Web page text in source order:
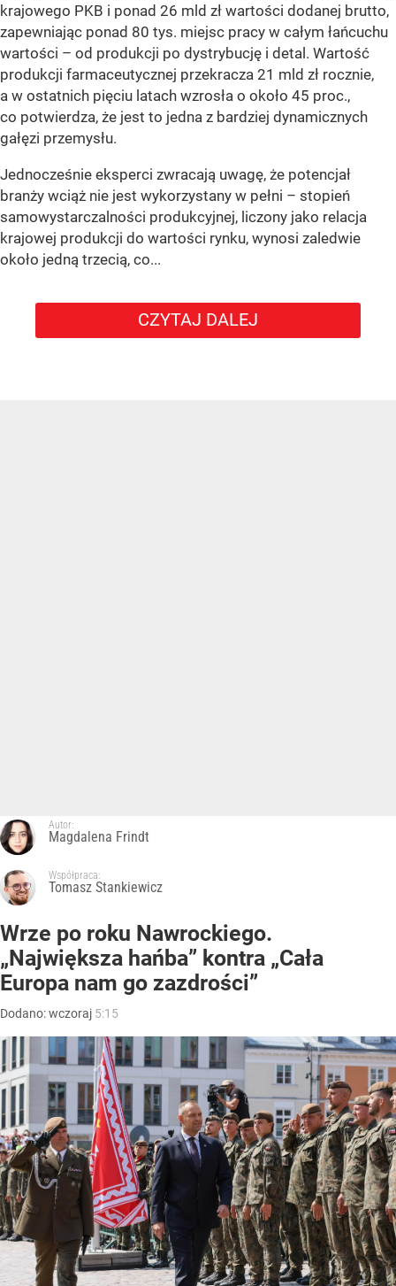
krajowego PKB i ponad 26 mld zł wartości dodanej brutto,
zapewniając ponad 80 tys. miejsc pracy w całym łańcuchu
wartości – od produkcji po dystrybucję i detal. Wartość
produkcji farmaceutycznej przekracza 21 mld zł rocznie,
a w ostatnich pięciu latach wzrosła o około 45 proc.,
co potwierdza, że jest to jedna z bardziej dynamicznych
gałęzi przemysłu.
Jednocześnie eksperci zwracają uwagę, że potencjał
branży wciąż nie jest wykorzystany w pełni – stopień
samowystarczalności produkcyjnej, liczony jako relacja
krajowej produkcji do wartości rynku, wynosi zaledwie
około jedną trzecią, co...
CZYTAJ DALEJ
Autor:
Magdalena Frindt
Współpraca:
Tomasz Stankiewicz
Wrze po roku Nawrockiego.
„Największa hańba” kontra „Cała
Europa nam go zazdrości”
Dodano:wczoraj 5:15